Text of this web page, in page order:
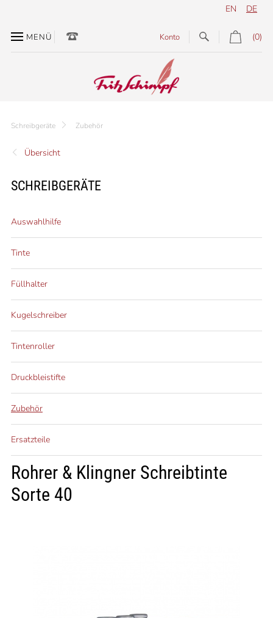
DE
EN
MENÜ (0)
Konto
Übersicht
Schreibgeräte Zubehör
SCHREIBGERÄTE
Auswahlhilfe
Tinte
Füllhalter
Kugelschreiber
Tintenroller
Druckbleistifte
Zubehör
Ersatzteile
Rohrer & Klingner Schreibtinte
Sorte 40